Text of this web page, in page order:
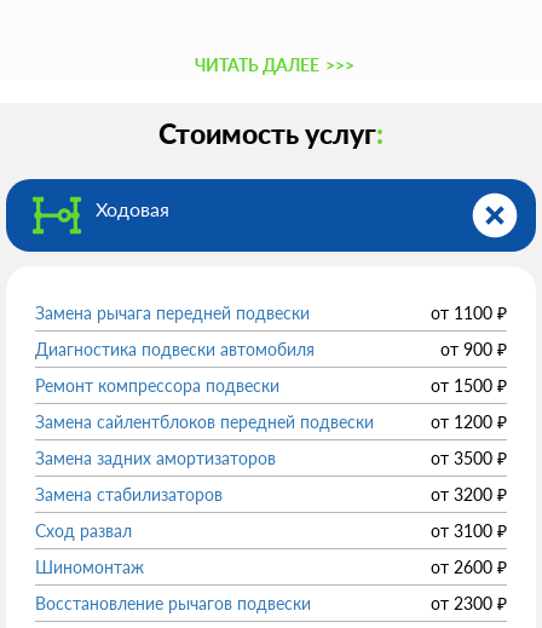
ЧИТАТЬ ДАЛЕЕ >>>
Стоимость услуг:
Ходовая
Замена рычага передней подвески от 1100 ₽
Диагностика подвески автомобиля
от 900 ₽
Ремонт компрессора подвески
от 1500 ₽
Замена сайлентблоков передней подвески
от 1200 ₽
Замена задних амортизаторов
от 3500 ₽
Замена стабилизаторов
от 3200 ₽
Сход развал
от 3100 ₽
Шиномонтаж
от 2600 ₽
Восстановление рычагов подвески
от 2300 ₽